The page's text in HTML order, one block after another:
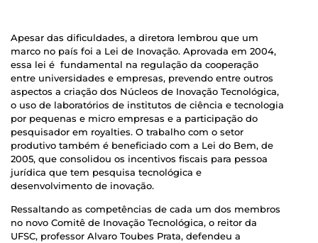
Apesar das dificuldades, a diretora lembrou que um
marco no país foi a Lei de Inovação. Aprovada em 2004,
essa lei é fundamental na regulação da cooperação
entre universidades e empresas, prevendo entre outros
aspectos a criação dos Núcleos de Inovação Tecnológica,
o uso de laboratórios de institutos de ciência e tecnologia
por pequenas e micro empresas e a participação do
pesquisador em royalties. O trabalho com o setor
produtivo também é beneficiado com a Lei do Bem, de
2005, que consolidou os incentivos fiscais para pessoa
jurídica que tem pesquisa tecnológica e
desenvolvimento de inovação.
Ressaltando as competências de cada um dos membros
no novo Comitê de Inovação Tecnológica, o reitor da
UFSC, professor Alvaro Toubes Prata, defendeu a